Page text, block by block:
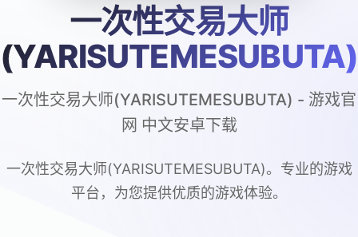
一次性交易大师
(YARISUTEMESUBUTA)
一次性交易大师(YARISUTEMESUBUTA) - 游戏官
网 中文安卓下载
一次性交易大师(YARISUTEMESUBUTA)。专业的游戏
平台，为您提供优质的游戏体验。